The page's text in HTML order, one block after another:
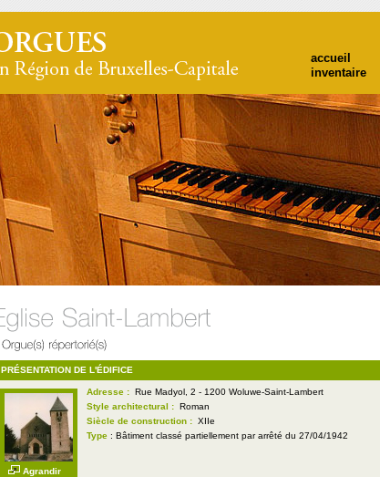
accueil
inventaire
PRÉSENTATION DE L'ÉDIFICE
Agrandir
Adresse : Rue Madyol, 2 - 1200 Woluwe-Saint-Lambert
Style architectural : Roman
Siècle de construction : XIIe
Type : Bâtiment classé partiellement par arrêté du 27/04/1942